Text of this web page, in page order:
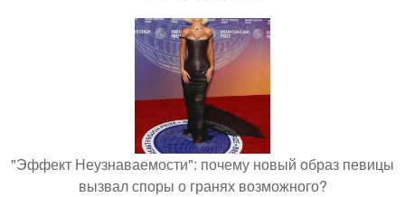
"Эффект Неузнаваемости": почему новый образ певицы
вызвал споры о гранях возможного?